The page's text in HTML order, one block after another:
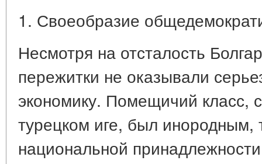
1. Своеобразие
Несмотря на отсталость
пережитки не оказывали
экономику. Помещичий класс,
турецком иге, был инородным,
национальной